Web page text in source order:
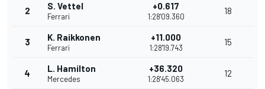
2 S. Vettel
Ferrari
+0.617
1:28'09.360
18
3 K. Raikkonen
Ferrari
+11.000
1:28'19.743
15
4 L. Hamilton
Mercedes
+36.320
1:28'45.063
12